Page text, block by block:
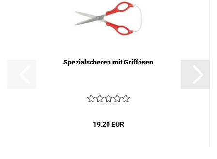
Spezialscheren mit Griffösen
19,20 EUR